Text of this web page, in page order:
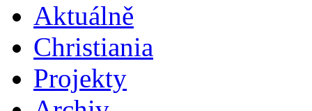
Aktuálně
Christiania
Projekty